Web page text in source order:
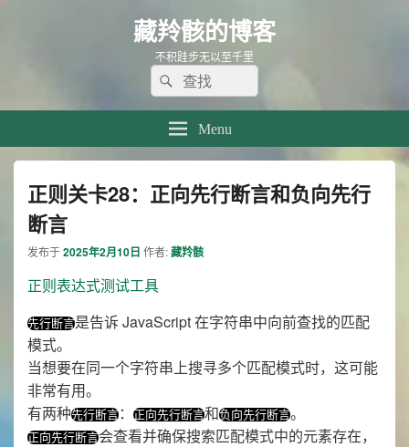
藏羚骸的博客
不积跬步无以至千里
Search
for:
Search
Menu
正则关卡28：正向先行断言和负向先行
断言
发布于2025年2月10日 作者:藏羚骸
正则表达式测试工具
先行断言是告诉 JavaScript 在字符串中向前查找的匹配
模式。
当想要在同一个字符串上搜寻多个匹配模式时，这可能
非常有用。
有两种先行断言 ： 正向先行断言和负向先行断言。
正向先行断言会查看并确保搜索匹配模式中的元素存在，